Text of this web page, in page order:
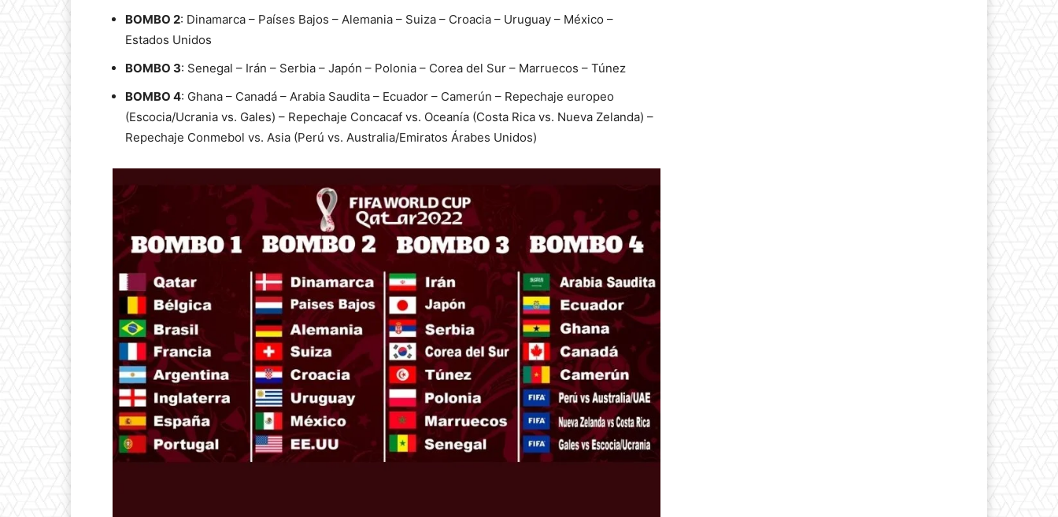
BOMBO 2: Dinamarca – Países Bajos – Alemania – Suiza – Croacia – Uruguay – México –
Estados Unidos
BOMBO 3: Senegal – Irán – Serbia – Japón – Polonia – Corea del Sur – Marruecos – Túnez
BOMBO 4: Ghana – Canadá – Arabia Saudita – Ecuador – Camerún – Repechaje europeo
(Escocia/Ucrania vs. Gales) – Repechaje Concacaf vs. Oceanía (Costa Rica vs. Nueva Zelanda) –
Repechaje Conmebol vs. Asia (Perú vs. Australia/Emiratos Árabes Unidos)